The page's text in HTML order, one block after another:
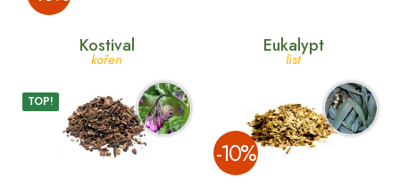
Kostival
kořen
TOP!
Eukalypt
list
­-10%